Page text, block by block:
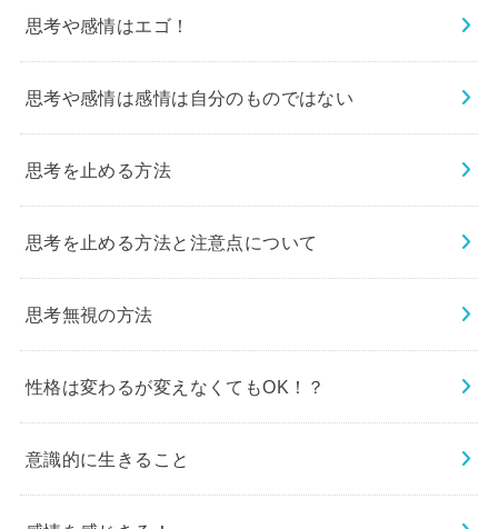
思考や感情はエゴ！
思考や感情は感情は自分のものではない
思考を止める方法
思考を止める方法と注意点について
思考無視の方法
性格は変わるが変えなくてもOK！？
意識的に生きること